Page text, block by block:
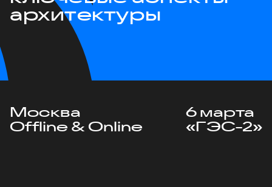
архитектуры
Москва
Offline & Online
6 марта
«ГЭС-2»